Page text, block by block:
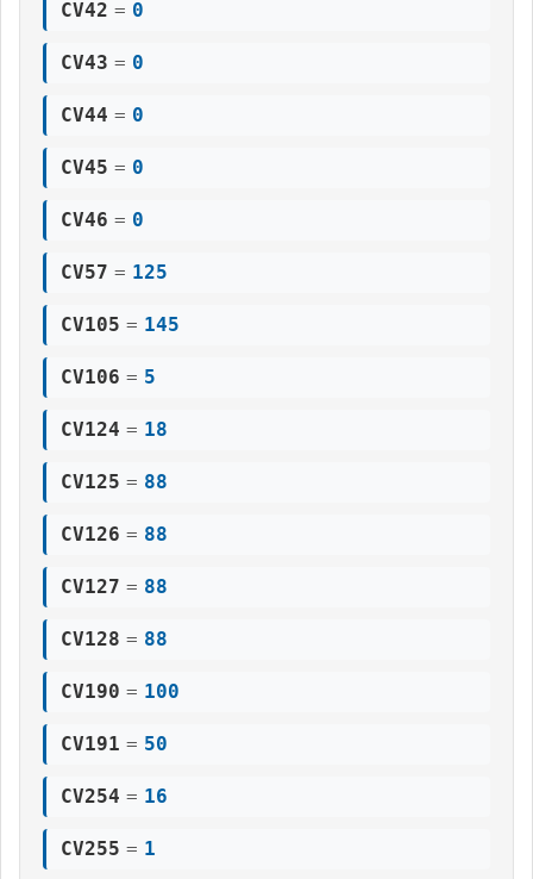
CV42 = 0
CV43 = 0
CV44 = 0
CV45 = 0
CV46 = 0
CV57 = 125
CV105 = 145
CV106 = 5
CV124 = 18
CV125 = 88
CV126 = 88
CV127 = 88
CV128 = 88
CV190 = 100
CV191 = 50
CV254 = 16
CV255 = 1